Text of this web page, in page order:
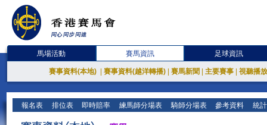
馬場活動 賽馬資訊 足球資訊
賽事資料(本地) 賽事資料(越洋轉播) 賽馬新聞 主要賽事 視聽播
報名表 排位表 即時賠率 練馬師分場表 騎師分場表 參考資料 統